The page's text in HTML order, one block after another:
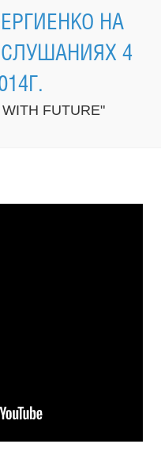
НА
СЛУШАНИЯХ 4
FUTURE"